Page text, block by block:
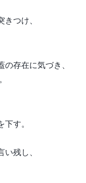
つけ、
存在に気づき、
す。
残し、